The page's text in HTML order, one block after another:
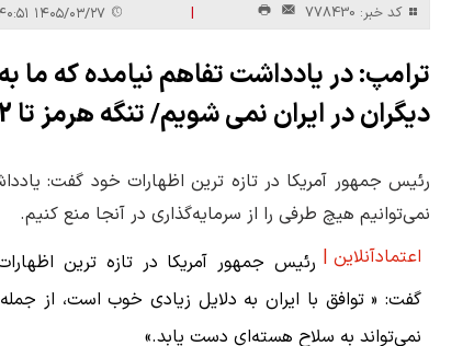
کد خبر: 778430 |
ترامپ: در یادداشت تفاهم نیامده که ما
دیگران در ایران نمی شویم/ تنگه هرمز تا 2 روز آینده کامل بازگشایی می‌شود
رئیس جمهور آمریکا در تازه ترین اظهارات خود گفت:
نمی‌توانیم هیچ طرفی را از سرمایه‌گذاری در آنجا منع کنیم.
اعتمادآنلاین | رئیس جمهور آمریکا در تازه ترین
گفت: « توافق با ایران به دلایل زیادی خوب است، از جمله
نمی‌تواند به سلاح هسته‌ای دست یابد.»